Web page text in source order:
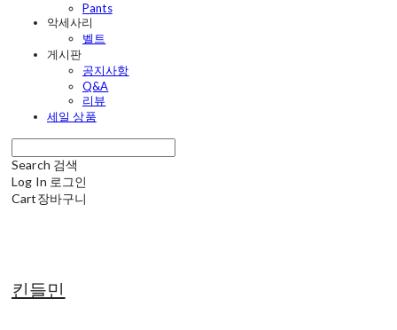
Pants
악세사리
벨트
게시판
공지사항
Q&A
리뷰
세일 상품
Search 검색
Log In 로그인
Cart장바구니
킨들민